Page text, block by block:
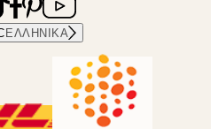
ΕΛΛΗΝΙΚΆ